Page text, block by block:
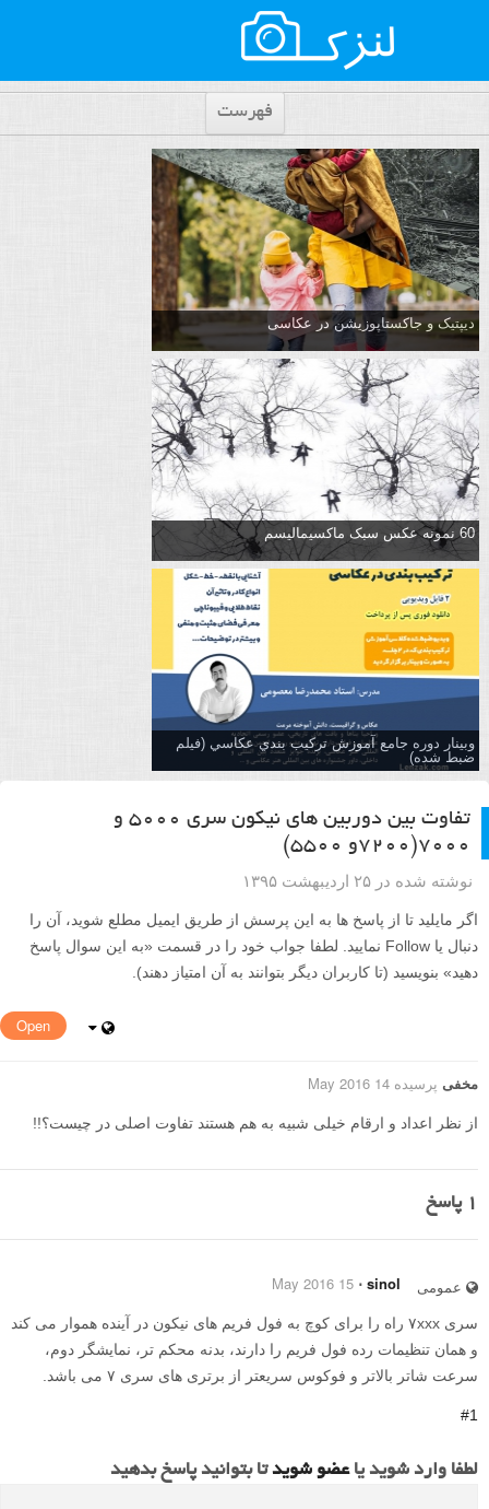
فهرست
دیپتیک و جاکستا‌پوزیشن در عکاسی
60 نمونه عکس سبک ماکسیمالیسم
وبینار دوره جامع آموزش تركيب بندي عكاسي (فیلم
ضبط شده)
تفاوت بین دوربین های نیکون سری ۵۰۰۰ و
۷۰۰۰(۷۲۰۰و ۵۵۰۰)
نوشته شده در ۲۵ اردیبهشت ۱۳۹۵
اگر مایلید تا از پاسخ ها به این پرسش از طریق ایمیل مطلع شوید، آن را
دنبال یا Follow نمایید. لطفا جواب خود را در قسمت «به این سوال پاسخ
دهید» بنویسید (تا کاربران دیگر بتوانند به آن امتیاز دهند).
Open
مخفی پرسیده 14 May 2016
از نظر اعداد و ارقام خیلی شبیه به هم هستند تفاوت اصلی در چیست؟!!
1 پاسخ
عمومی sinol
⋅
15 May 2016
سری ۷xxx راه را برای کوچ به فول فریم های نیکون در آینده هموار می کند
و همان تنظیمات رده فول فریم را دارند، بدنه محکم تر، نمایشگر دوم،
سرعت شاتر بالاتر و فوکوس سریعتر از برتری های سری ۷ می باشد.
#1
لطفا وارد شوید یاعضو شویدتا بتوانید پاسخ بدهید